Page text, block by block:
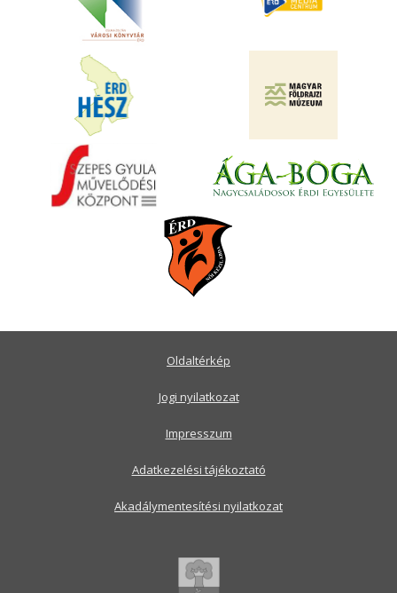
Oldaltérkép
Jogi nyilatkozat
Impresszum
Adatkezelési tájékoztató
Akadálymentesítési nyilatkozat